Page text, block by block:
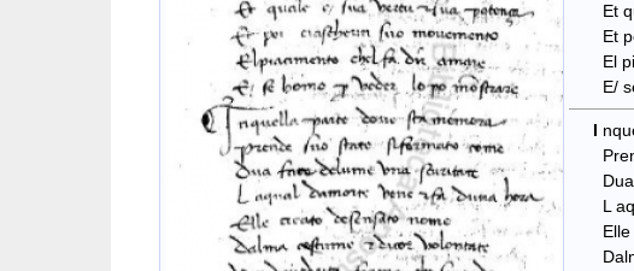
Et
Et poi
El
E/ se
I
Dua
L
Elle